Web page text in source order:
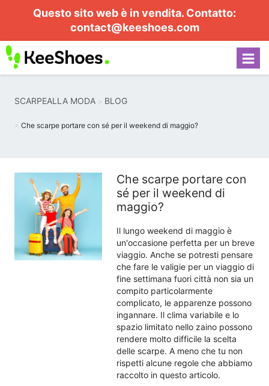
Questo sito web è in vendita. Contatto:
contact@keeshoes.com
SCARPEALLA MODA BLOG
Che scarpe portare con sé per il weekend di maggio?
Che scarpe portare con
sé per il weekend di
maggio?
Il lungo weekend di maggio è
un'occasione perfetta per un breve
viaggio. Anche se potresti pensare
che fare le valigie per un viaggio di
fine settimana fuori città non sia un
compito particolarmente
complicato, le apparenze possono
ingannare. Il clima variabile e lo
spazio limitato nello zaino possono
rendere molto difficile la scelta
delle scarpe. A meno che tu non
rispetti alcune regole che abbiamo
raccolto in questo articolo.